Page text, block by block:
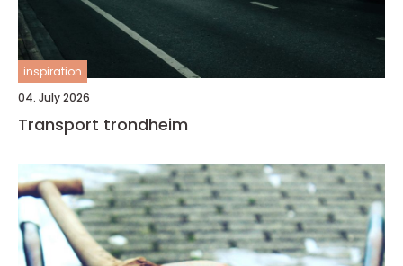
inspiration
04. July 2026
Transport trondheim